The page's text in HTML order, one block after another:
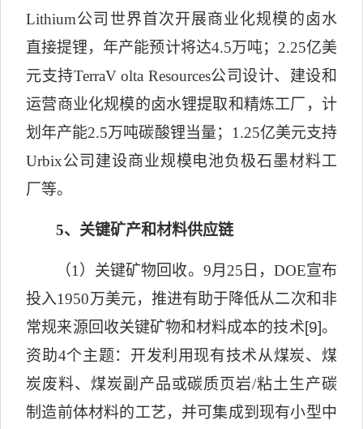
Lithium公司世界首次开展商业化规模的卤水
直接提锂，年产能预计将达4.5万吨； 2.25亿美
元支持TerraV olta Resources公司设计、建设和
运营商业化规模的卤水锂提取和精炼工厂，计
划年产能2.5万吨碳酸锂当量； 1.25亿美元支持
Urbix公司建设商业规模电池负极石墨材料工
厂等。
5、关键矿产和材料供应链
（1 ）关键矿物回收。 9月 25 日， DOE宣布
投入1950万美元，推进有助于降低从二次和非
常规来源回收关键矿物和材料成本的技术[9]。
资助4个主题：开发利用现有技术从煤炭、煤
炭废料、煤炭副产品或碳质页岩/粘土生产碳
制造前体材料的工艺，并可集成到现有小型中